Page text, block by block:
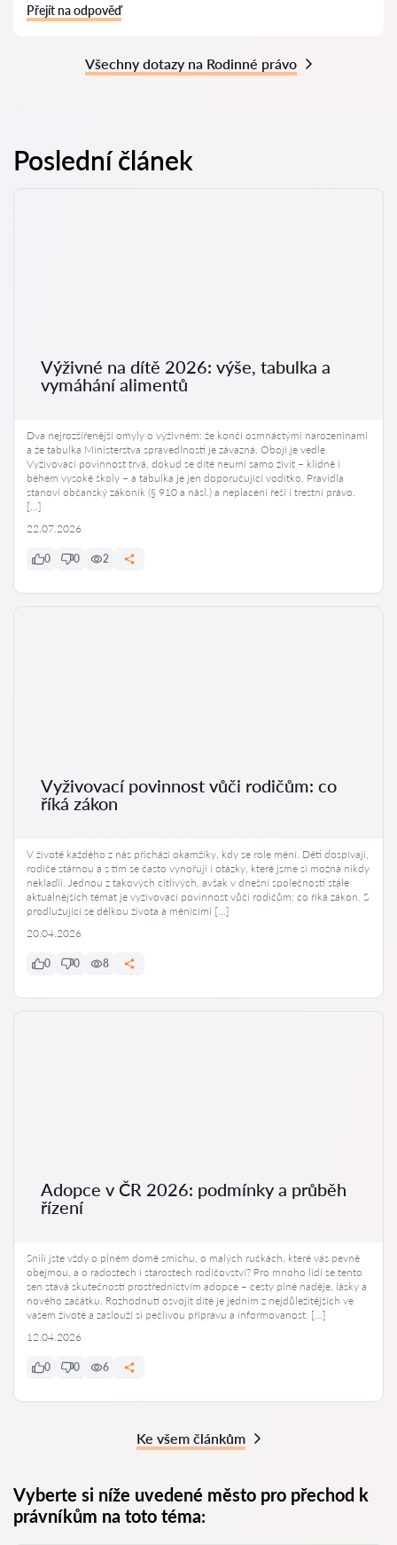
Přejít na odpověď
Všechny dotazy na Rodinné právo
Poslední článek
Výživné na dítě 2026: výše, tabulka a
vymáhání alimentů
Dva nejrozšířenější omyly o výživném: že končí osmnáctými narozeninami
a že tabulka Ministerstva spravedlnosti je závazná. Obojí je vedle.
Vyživovací povinnost trvá, dokud se dítě neumí samo živit – klidně i
během vysoké školy – a tabulka je jen doporučující vodítko. Pravidla
stanoví občanský zákoník (§ 910 a násl.) a neplacení řeší i trestní právo.
[…]
22.07.2026
0 0 2
Vyživovací povinnost vůči rodičům: co
říká zákon
V životě každého z nás přichází okamžiky, kdy se role mění. Děti dospívají,
rodiče stárnou a s tím se často vynořují i otázky, které jsme si možná nikdy
nekladli. Jednou z takových citlivých, avšak v dnešní společnosti stále
aktuálnějších témat je vyživovací povinnost vůči rodičům: co říká zákon. S
prodlužující se délkou života a měnícími […]
20.04.2026
0 0 8
Adopce v ČR 2026: podmínky a průběh
řízení
Snili jste vždy o plném domě smíchu, o malých ručkách, které vás pevně
obejmou, a o radostech i starostech rodičovství? Pro mnoho lidí se tento
sen stává skutečností prostřednictvím adopce – cesty plné naděje, lásky a
nového začátku. Rozhodnutí osvojit dítě je jedním z nejdůležitějších ve
vašem životě a zaslouží si pečlivou přípravu a informovanost. […]
12.04.2026
0 0 6
Ke všem článkům
Vyberte si níže uvedené město pro přechod k
právníkům na toto téma: